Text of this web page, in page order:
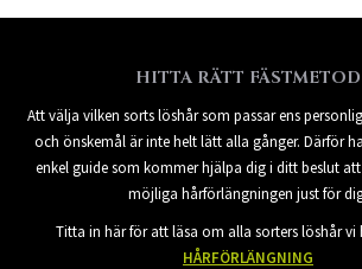
HITTA RÄTT FÄSTMETOD
Att välja vilken sorts löshår som passar ens
och önskemål är inte helt lätt alla gånger. Därför
enkel guide som kommer hjälpa dig i ditt beslut
möjliga hårförlängningen just för
Titta in här för att läsa om alla sorters löshår vi
HÅRFÖRLÄNGNING